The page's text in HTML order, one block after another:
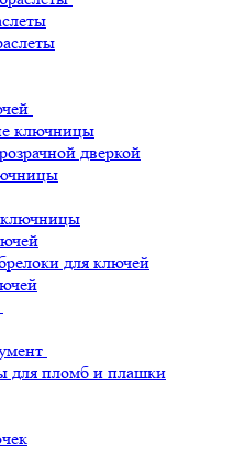
ключницы
дверкой
для ключей
для пломб и плашки